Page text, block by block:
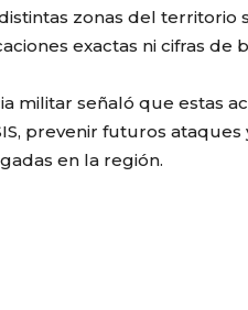
zonas del territorio
exactas ni cifras de
militar señaló que estas
prevenir futuros
en la región.